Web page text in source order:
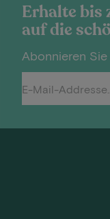
Erhalte bis
auf die
Abonnieren